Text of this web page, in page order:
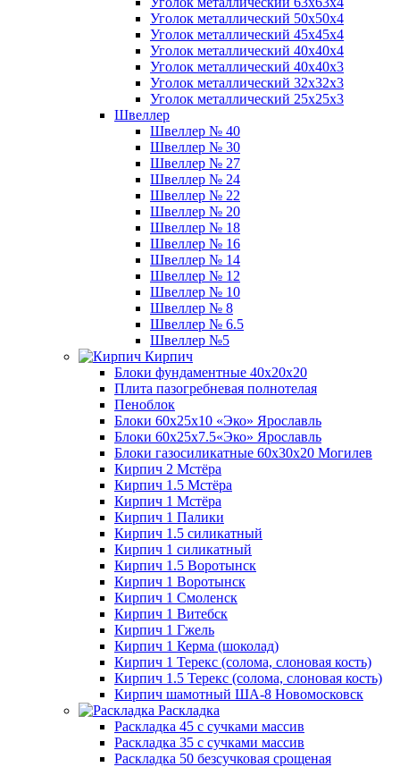
Уголок металлический 50х50х4
Уголок металлический 45х45х4
Уголок металлический 40х40х4
Уголок металлический 40х40х3
Уголок металлический 32х32х3
Уголок металлический 25х25х3
Швеллер
Швеллер № 40
Швеллер № 30
Швеллер № 27
Швеллер № 24
Швеллер № 22
Швеллер № 20
Швеллер № 18
Швеллер № 16
Швеллер № 14
Швеллер № 12
Швеллер № 10
Швеллер № 8
Швеллер № 6.5
Швеллер №5
Кирпич
Блоки фундаментные 40х20х20
Плита пазогребневая полнотелая
Пеноблок
Блоки 60х25х10 «Эко» Ярославль
Блоки 60х25х7.5«Эко» Ярославль
Блоки газосиликатные 60х30х20 Могилев
Кирпич 2 Мстёра
Кирпич 1.5 Мстёра
Кирпич 1 Мстёра
Кирпич 1 Палики
Кирпич 1.5 силикатный
Кирпич 1 силикатный
Кирпич 1.5 Воротынск
Кирпич 1 Воротынск
Кирпич 1 Смоленск
Кирпич 1 Витебск
Кирпич 1 Гжель
Кирпич 1 Керма (шоколад)
Кирпич 1 Терекс (солома, слоновая кость)
Кирпич 1.5 Терекс (солома, слоновая кость)
Кирпич шамотный ША-8 Новомосковск
Раскладка
Раскладка 45 с сучками массив
Раскладка 35 с сучками массив
Раскладка 50 безсучковая срощеная